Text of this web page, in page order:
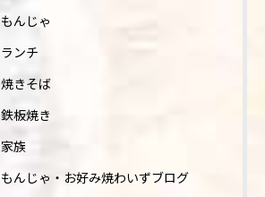
もんじゃ
ランチ
焼きそば
鉄板焼き
家族
もんじゃ・お好み焼わいずブログ